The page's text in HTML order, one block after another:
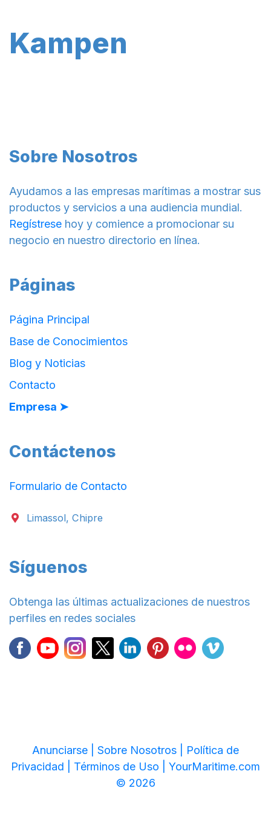
Kampen
Sobre Nosotros
Ayudamos a las empresas marítimas a mostrar sus
productos y servicios a una audiencia mundial.
Regístrese hoy y comience a promocionar su
negocio en nuestro directorio en línea.
Páginas
Página Principal
Base de Conocimientos
Blog y Noticias
Contacto
Empresa ➤
Contáctenos
Formulario de Contacto
Limassol, Chipre
Síguenos
Obtenga las últimas actualizaciones de nuestros
perfiles en redes sociales
Anunciarse | Sobre Nosotros | Política de
Privacidad | Términos de Uso | YourMaritime.com
© 2026